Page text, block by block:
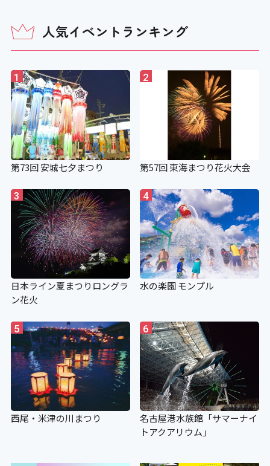
人気イベントランキング
1
第73回 安城七夕まつり
2
第57回 東海まつり花火大会
3
日本ライン夏まつりロングラ
ン花火
4
水の楽園 モンプル
5
西尾・米津の川まつり
6
名古屋港水族館「サマーナイ
トアクアリウム」